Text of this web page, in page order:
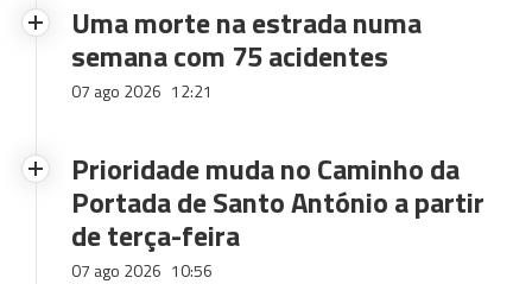
Uma morte na estrada numa
semana com 75 acidentes
07 ago 2026 12:21
Prioridade muda no Caminho da
Portada de Santo António a partir
de terça-feira
07 ago 2026 10:56